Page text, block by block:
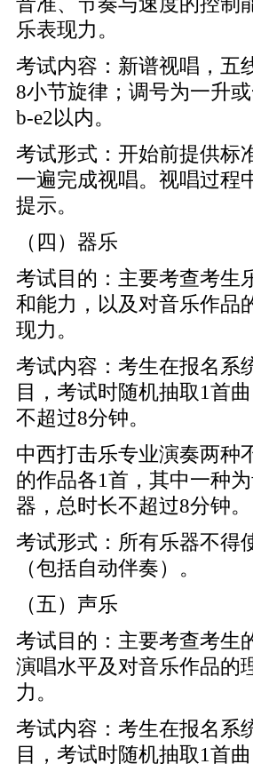
乐表现力。
考试内容：新谱视唱，五
8小节旋律；调号为一升
b-e2以内。
考试形式：开始前提供标
一遍完成视唱。视唱过程
提示。
（四）器乐
考试目的：主要考查考生
和能力，以及对音乐作品
现力。
考试内容：考生在报名系
目，考试时随机抽取1首
不超过8分钟。
中西打击乐专业演奏两种
的作品各1首，其中一种
器，总时长不超过8分钟。
考试形式：所有乐器不得
（包括自动伴奏）。
（五）声乐
考试目的：主要考查考生
演唱水平及对音乐作品的
力。
考试内容：考生在报名系
目，考试时随机抽取1首